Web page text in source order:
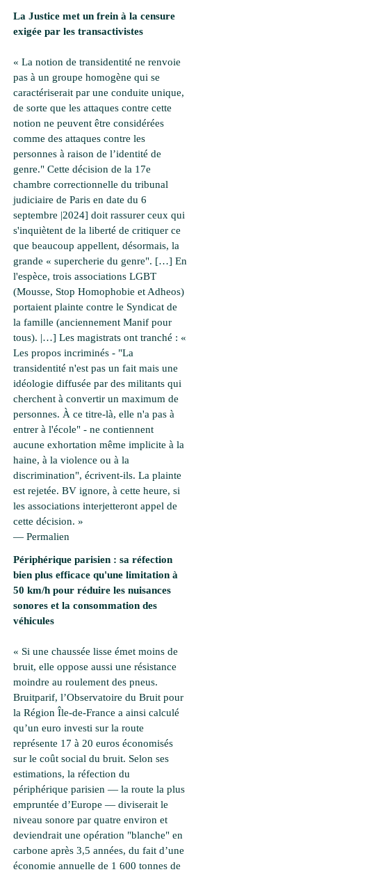
La Justice met un frein à la censure
exigée par les transactivistes
« La notion de transidentité ne renvoie
pas à un groupe homogène qui se
caractériserait par une conduite unique,
de sorte que les attaques contre cette
notion ne peuvent être considérées
comme des attaques contre les
personnes à raison de l’identité de
genre." Cette décision de la 17e
chambre correctionnelle du tribunal
judiciaire de Paris en date du 6
septembre |2024] doit rassurer ceux qui
s'inquiètent de la liberté de critiquer ce
que beaucoup appellent, désormais, la
grande « supercherie du genre". […] En
l'espèce, trois associations LGBT
(Mousse, Stop Homophobie et Adheos)
portaient plainte contre le Syndicat de
la famille (anciennement Manif pour
tous). |…] Les magistrats ont tranché : «
Les propos incriminés - "La
transidentité n'est pas un fait mais une
idéologie diffusée par des militants qui
cherchent à convertir un maximum de
personnes. À ce titre-là, elle n'a pas à
entrer à l'école" - ne contiennent
aucune exhortation même implicite à la
haine, à la violence ou à la
discrimination", écrivent-ils. La plainte
est rejetée. BV ignore, à cette heure, si
les associations interjetteront appel de
cette décision. »
— Permalien
Périphérique parisien : sa réfection
bien plus efficace qu'une limitation à
50 km/h pour réduire les nuisances
sonores et la consommation des
véhicules
« Si une chaussée lisse émet moins de
bruit, elle oppose aussi une résistance
moindre au roulement des pneus.
Bruitparif, l’Observatoire du Bruit pour
la Région Île-de-France a ainsi calculé
qu’un euro investi sur la route
représente 17 à 20 euros économisés
sur le coût social du bruit. Selon ses
estimations, la réfection du
périphérique parisien — la route la plus
empruntée d’Europe — diviserait le
niveau sonore par quatre environ et
deviendrait une opération "blanche" en
carbone après 3,5 années, du fait d’une
économie annuelle de 1 600 tonnes de